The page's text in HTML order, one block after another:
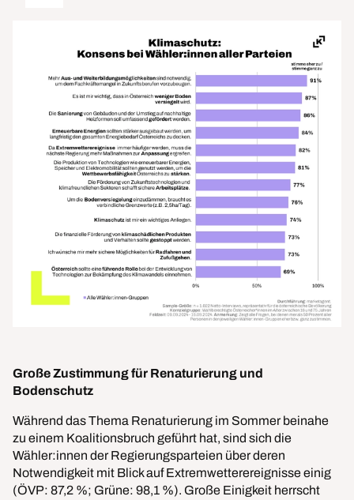
Große Zustimmung für Renaturierung und
Bodenschutz
Während das Thema Renaturierung im Sommer beinahe
zu einem Koalitionsbruch geführt hat, sind sich die
Wähler:innen der Regierungsparteien über deren
Notwendigkeit mit Blick auf Extremwetterereignisse einig
(ÖVP: 87,2 %; Grüne: 98,1 %). Große Einigkeit herrscht